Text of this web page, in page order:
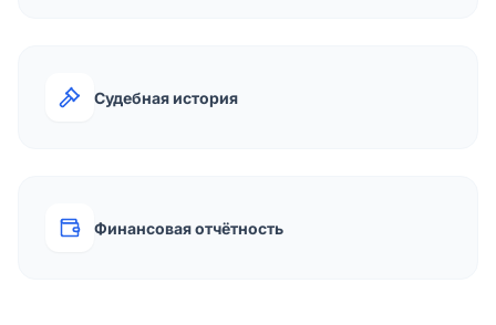
Судебная история
Финансовая отчётность